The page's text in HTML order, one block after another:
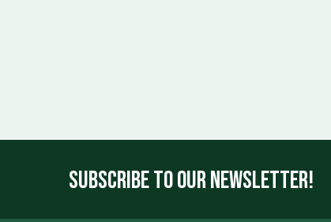
SUBSCRIBE TO OUR NEWSLETTER!